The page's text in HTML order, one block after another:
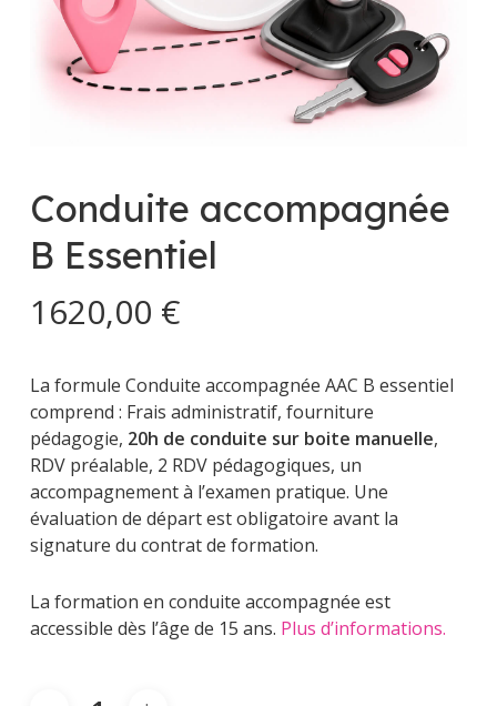
Conduite accompagnée
B Essentiel
1620,00 €
La formule Conduite accompagnée AAC B essentiel
comprend : Frais administratif, fourniture
pédagogie, 20h de conduite sur boite manuelle,
RDV préalable, 2 RDV pédagogiques, un
accompagnement à l’examen pratique. Une
évaluation de départ est obligatoire avant la
signature du contrat de formation.
La formation en conduite accompagnée est
accessible dès l’âge de 15 ans. Plus d’informations.